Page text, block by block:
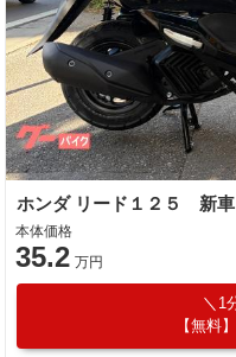
本体価格
35.2 万円
1
【無料